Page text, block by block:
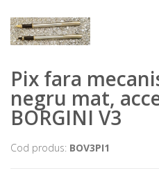
Pix fara
negru mat,
BORGINI V3
Cod produs: BOV3PI1